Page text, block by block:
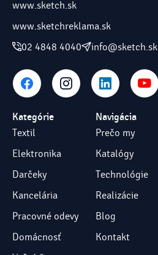
www.sketch.sk
www.sketchreklama.sk
02 4848 4040
info@sketch.sk
Kategórie
Textil
Elektronika
Darčeky
Kancelária
Pracovné odevy
Domácnosť
Navigácia
Prečo my
Katalógy
Technológie
Realizácie
Blog
Kontakt